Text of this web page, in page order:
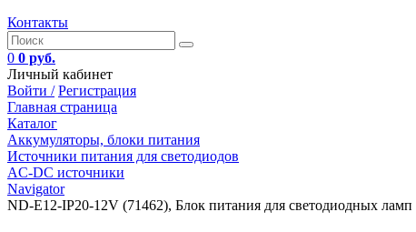
Контакты
0 0 руб.
Личный кабинет
Войти / Регистрация
Главная страница
Каталог
Аккумуляторы, блоки питания
Источники питания для светодиодов
AC-DC источники
Navigator
ND-E12-IP20-12V (71462), Блок питания для светодиодных